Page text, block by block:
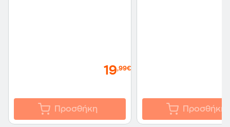
19,99€
Προσθήκη Προσθήκη